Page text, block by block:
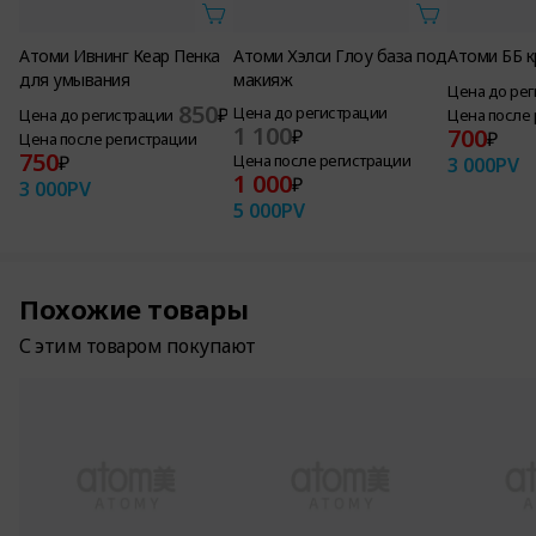
Атоми Ивнинг Кеар Пенка
для умывания
Цена до регистрации 850₽
Цена после регистрации
750₽
3 000PV
Атоми Хэлси Глоу база под
макияж
Цена до регистрации
1 100₽
Цена после регистрации
1 000₽
5 000PV
Атоми ББ
Цена до
Цена после
700₽
3 000PV
Похожие товары
С этим товаром покупают